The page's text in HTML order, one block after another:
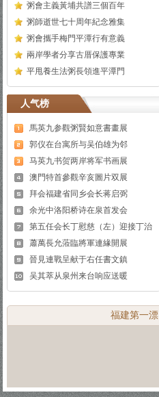
粥會主義黃埔共譜三個百年
粥師逝世七十周年紀念雅集
粥會攜手梅門平潭行有意義
兩岸學者分享古厝保護專業
平甩養生法粥長領進平潭門
人气榜
馬英九参觀粥賢如意書畫展
郭仪在台寓所与吴伯雄为邻
马英九书贺两岸将军书画展
澳門特首參觀辛亥圖片双展
拜会福建省同乡会长蒋启弼
余光中洛阳桥诗在泉首发会
第五任会长丁慰慈（左）迎接丁治
蕭萬長允蒞臨將軍連緣開展
晉見連戰呈献于右任書文鎮
吴其萃从泉州来台响应送暖
福建第一漂